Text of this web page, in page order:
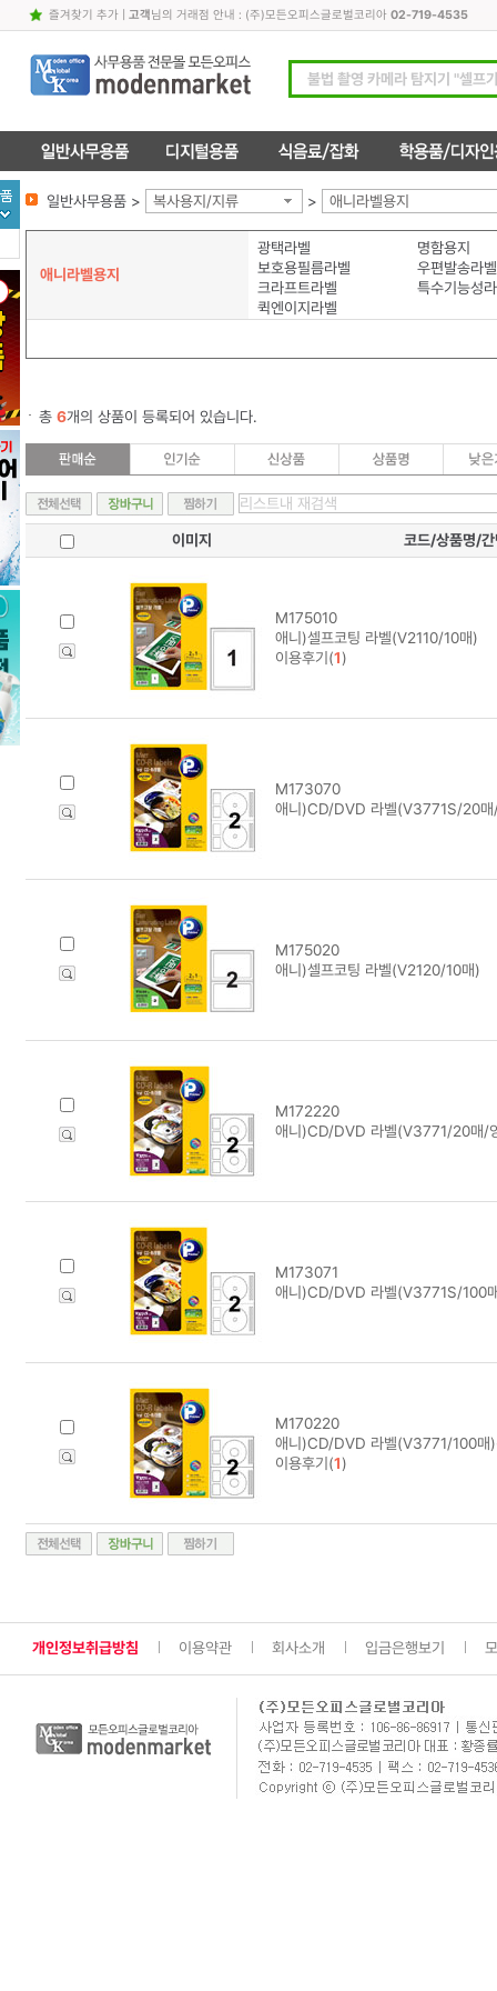
즐겨찾기 추가| 고객님의 거래점 안내 : (주)모든오피스글로벌코리아 02-719-4535
일반사무용품 > 복사용지/지류 > 애니라벨용지
애니라벨용지
광택라벨
명함용지
보호용필름라벨
우편발송라벨
크라프트라벨
특수기능성
퀵엔이지라벨
총 6개의 상품이 등록되어 있습니다.
이미지 코드/상품명/간
M175010
애니)셀프코팅 라벨(V2110/10매)
이용후기(1)
M173070
애니)CD/DVD 라벨(V3771S/20매
M175020
애니)셀프코팅 라벨(V2120/10매)
M172220
애니)CD/DVD 라벨(V3771/20매/
M173071
애니)CD/DVD 라벨(V3771S/100
M170220
애니)CD/DVD 라벨(V3771/100매
이용후기(1)
개인정보취급방침 이용약관 회사소개 입금은행보기